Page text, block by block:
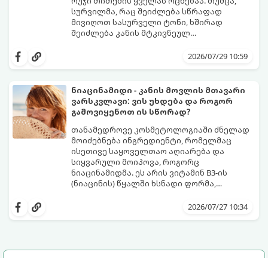
სურვილმა, რაც შეიძლება სწრაფად
მივიღოთ სასურველი ტონი, ხშირად
შეიძლება კანის მტკივნეულ
გამოიმუშაოს მელანინი - პიგმენტი,
5-დღიანი სქემა დაგეხმარებათ, მიიღოთ
ღრმა, თანაბარი და ხანგრძლივი რუჯი
კანის ჯანმრთელობის დაზიანების გარეშე.
2026/07/29 10:59
ნიაცინამიდი - კანის მოვლის მთავარი
ვარსკვლავი: ვის უხდება და როგორ
გამოვიყენოთ ის სწორად?
თანამედროვე კოსმეტოლოგიაში ძნელად
მოიძებნება ინგრედიენტი, რომელმაც
ისეთივე საყოველთაო აღიარება და
სიყვარული მოიპოვა, როგორც
ნიაცინამიდმა. ეს არის ვიტამინ B3-ის
(ნიაცინის) წყალში ხსნადი ფორმა,
კანისთვის ნამდვილი „მაშველი რგოლია“.
თავის მოვლის რუტინის შეუცვლელი
2026/07/27 10:34